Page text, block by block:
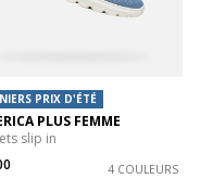
PRIX D'ÉTÉ
PLUS FEMME
slip in
4 COULEURS